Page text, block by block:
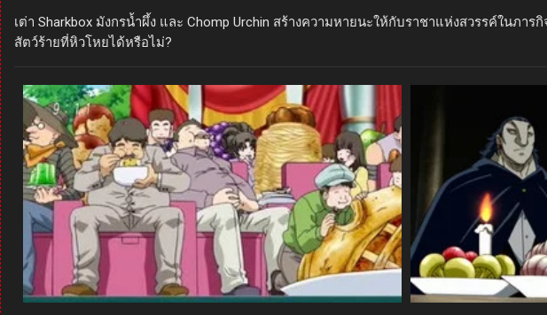
เต่า Sharkbox มังกรน้ำผึ้ง และ Chomp Urchin สร้างความหายนะให้กับราชาแห่งสวรรค์ในภ
สัตว์ร้ายที่หิวโหยได้หรือไม่?